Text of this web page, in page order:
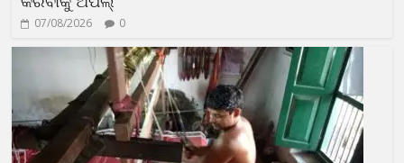
07/08/2026 0